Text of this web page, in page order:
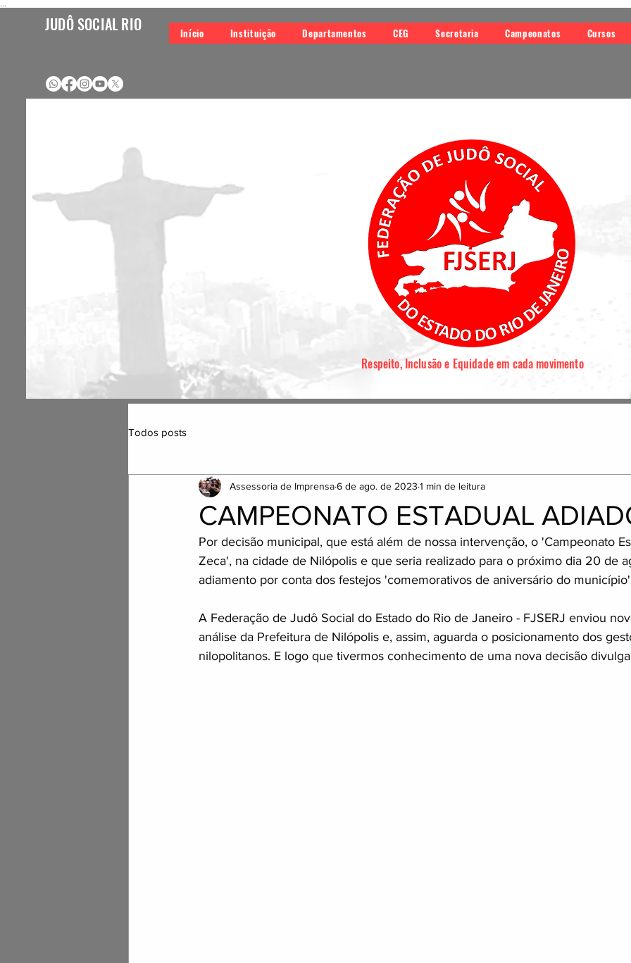
JUDÔ SOCIAL RIO Início Instituição Departamentos CEG Secretaria Campeonatos Cursos
Respeito, Inclusão e Equidade em cada movimento
Todos posts
CAMPEONATO ESTADUAL
Assessoria de Imprensa6 de ago. de 2023 1 min de leitura
Por decisão municipal, que está além de nossa intervenção, o 'Campeonato
Zeca', na cidade de Nilópolis e que seria realizado para o próximo dia 20 de
adiamento por conta dos festejos 'comemorativos de aniversário do
A Federação de Judô Social do Estado do Rio de Janeiro - FJSERJ enviou
análise da Prefeitura de Nilópolis e, assim, aguarda o posicionamento dos
nilopolitanos. E logo que tivermos conhecimento de uma nova decisão